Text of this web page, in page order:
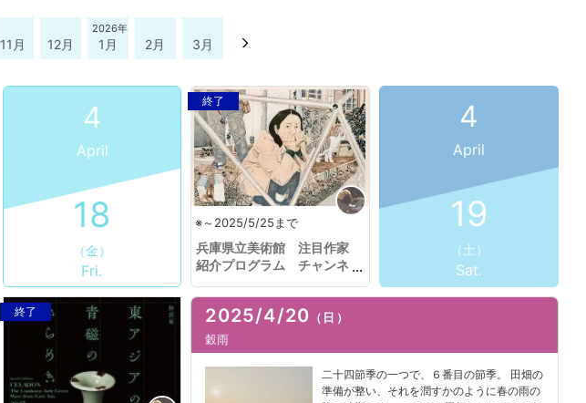
11月 12月 1月
2026年
2月 3月 4月
4
April
18
（金）
Fri.
終了
※～2025/5/25まで
兵庫県立美術館 注目作家
紹介プログラム チャンネ
4
April
19
（土）
Sat.
終了 2025/4/20 （日）
穀雨
二十四節季の一つで、６番目の節季。 田畑の
準備が整い、それを潤すかのように春の雨の